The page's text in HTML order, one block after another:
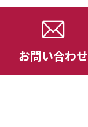
お問い合わせ